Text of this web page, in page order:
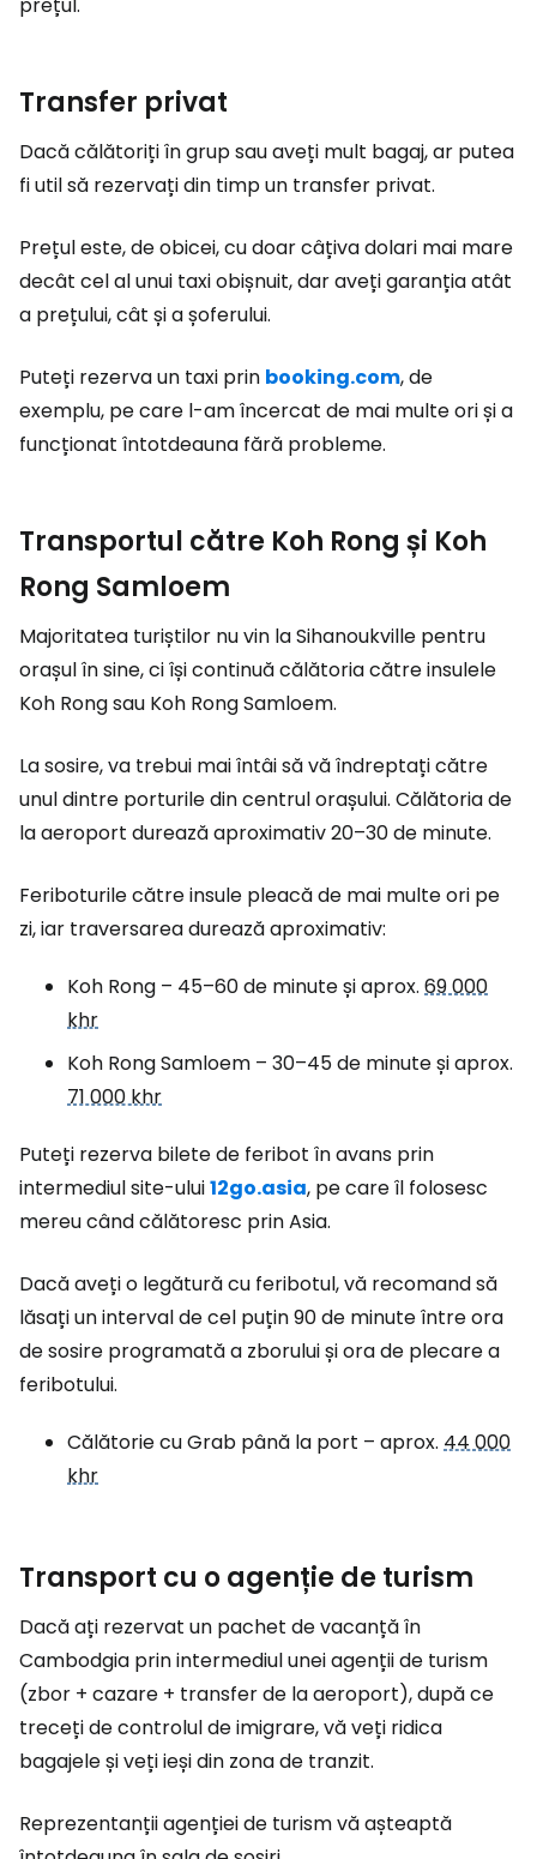
Transfer privat
Dacă călătoriți în grup sau aveți mult bagaj, ar putea
fi util să rezervați din timp un transfer privat.
Prețul este, de obicei, cu doar câțiva dolari mai mare
decât cel al unui taxi obișnuit, dar aveți garanția atât
a prețului, cât și a șoferului.
Puteți rezerva un taxi prin booking.com, de
exemplu, pe care l-am încercat de mai multe ori și a
funcționat întotdeauna fără probleme.
Transportul către Koh Rong și Koh
Rong Samloem
Majoritatea turiștilor nu vin la Sihanoukville pentru
orașul în sine, ci își continuă călătoria către insulele
Koh Rong sau Koh Rong Samloem.
La sosire, va trebui mai întâi să vă îndreptați către
unul dintre porturile din centrul orașului. Călătoria de
la aeroport durează aproximativ 20–30 de minute.
Feriboturile către insule pleacă de mai multe ori pe
zi, iar traversarea durează aproximativ:
Koh Rong – 45–60 de minute și aprox. 69 000
khr
Koh Rong Samloem – 30–45 de minute și aprox.
71 000 khr
Puteți rezerva bilete de feribot în avans prin
intermediul site-ului12go.asia, pe care îl folosesc
mereu când călătoresc prin Asia.
Dacă aveți o legătură cu feribotul, vă recomand să
lăsați un interval de cel puțin 90 de minute între ora
de sosire programată a zborului și ora de plecare a
feribotului.
Călătorie cu Grab până la port – aprox. 44 000
khr
Transport cu o agenție de turism
Dacă ați rezervat un pachet de vacanță în
Cambodgia prin intermediul unei agenții de turism
(zbor + cazare + transfer de la aeroport), după ce
treceți de controlul de imigrare, vă veți ridica
bagajele și veți ieși din zona de tranzit.
Reprezentanții agenției de turism vă așteaptă